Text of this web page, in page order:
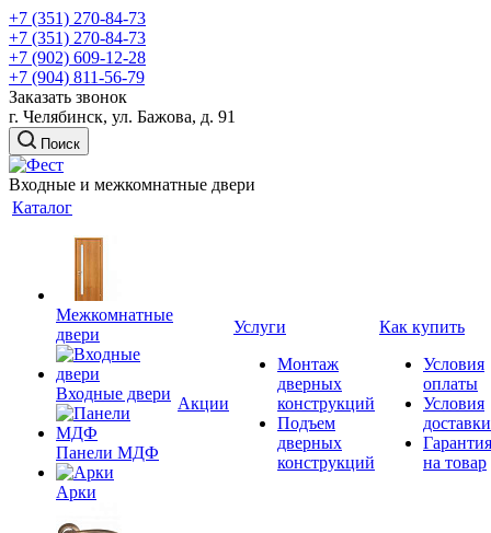
+7 (351) 270-84-73
+7 (351) 270-84-73
+7 (902) 609-12-28
+7 (904) 811-56-79
Заказать звонок
г. Челябинск, ул. Бажова, д. 91
Поиск
Входные и межкомнатные двери
Каталог
Межкомнатные
двери
Входные двери
Панели МДФ
Арки
Акции
Услуги
Монтаж
дверных
конструкций
Подъем
дверных
конструкций
Как купить
Условия
оплаты
Условия
доставки
Гарантия
на товар